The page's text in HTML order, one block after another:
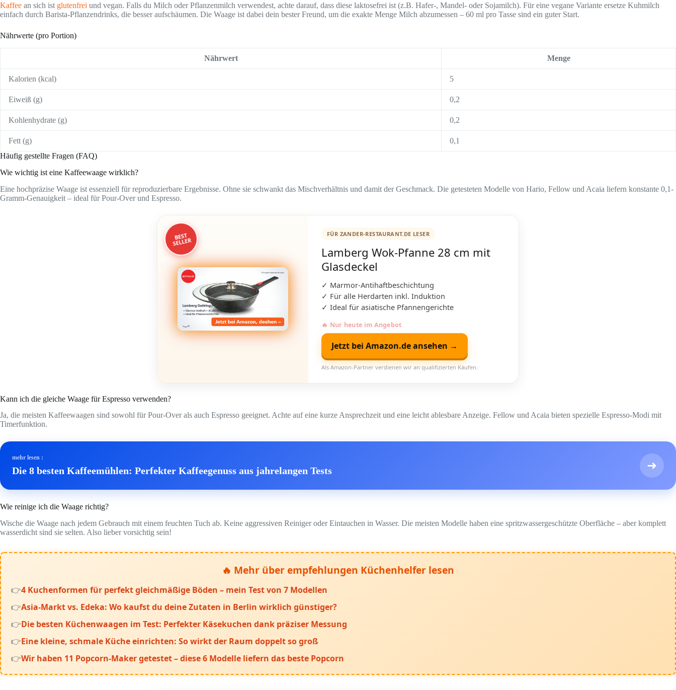
Kaffee an sich ist glutenfrei und vegan. Falls du Milch oder Pflanzenmilch verwendest, achte darauf, dass diese laktosefrei ist (z.B. Hafer-, Mandel- oder Sojamilch). Für eine vegane Variante ersetze Kuhmilch
einfach durch Barista-Pflanzendrinks, die besser aufschäumen. Die Waage ist dabei dein bester Freund, um die exakte Menge Milch abzumessen – 60 ml pro Tasse sind ein guter Start.
Nährwerte (pro Portion)
Nährwert Menge
Kalorien (kcal) 5
Eiweiß (g) 0,2
Kohlenhydrate (g) 0,2
Fett (g)
0,1
Häufig gestellte Fragen (FAQ)
Wie wichtig ist eine Kaffeewaage wirklich?
Eine hochpräzise Waage ist essenziell für reproduzierbare Ergebnisse. Ohne sie schwankt das Mischverhältnis und damit der Geschmack. Die getesteten Modelle von Hario, Fellow und Acaia liefern konstante 0,1-
Gramm-Genauigkeit – ideal für Pour-Over und Espresso.
BEST
SELLER
FÜR ZANDER-RESTAURANT.DE LESER
Lamberg Wok-Pfanne 28 cm mit
Glasdeckel
✓ Marmor-Antihaftbeschichtung
✓ Für alle Herdarten inkl. Induktion
✓ Ideal für asiatische Pfannengerichte
🔥 Nur heute im Angebot
Jetzt bei Amazon.de ansehen →
Als Amazon-Partner verdienen wir an qualifizierten Käufen.
Kann ich die gleiche Waage für Espresso verwenden?
Ja, die meisten Kaffeewaagen sind sowohl für Pour-Over als auch Espresso geeignet. Achte auf eine kurze Ansprechzeit und eine leicht ablesbare Anzeige. Fellow und Acaia bieten spezielle Espresso-Modi mit
Timerfunktion.
mehr lesen :
Die 8 besten Kaffeemühlen: Perfekter Kaffeegenuss aus jahrelangen Tests ➜
Wie reinige ich die Waage richtig?
Wische die Waage nach jedem Gebrauch mit einem feuchten Tuch ab. Keine aggressiven Reiniger oder Eintauchen in Wasser. Die meisten Modelle haben eine spritzwassergeschützte Oberfläche – aber komplett
wasserdicht sind sie selten. Also lieber vorsichtig sein!
🔥 Mehr über empfehlungen Küchenhelfer lesen
4 Kuchenformen für perfekt gleichmäßige Böden – mein Test von 7 Modellen
Asia-Markt vs. Edeka: Wo kaufst du deine Zutaten in Berlin wirklich günstiger?
Die besten Küchenwaagen im Test: Perfekter Käsekuchen dank präziser Messung
Eine kleine, schmale Küche einrichten: So wirkt der Raum doppelt so groß
Wir haben 11 Popcorn-Maker getestet – diese 6 Modelle liefern das beste Popcorn